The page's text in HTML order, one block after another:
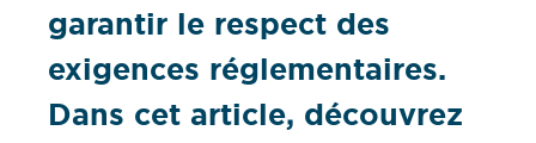
garantir le respect des
exigences réglementaires.
Dans cet article, découvrez